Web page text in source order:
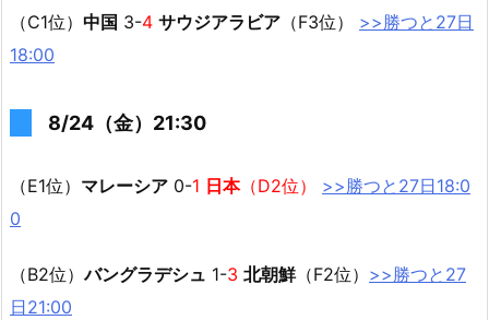
（C1位） 中国 3-4 サウジアラビア （F3位） >>勝つと27日
18:00
8/24（金）21:30
（E1位） マレーシア 0-1 日本（D2位）
>>勝つと27日18:0
0
（B2位）バングラデシュ 1-3 北朝鮮（F2位） >>勝つと27
日21:00